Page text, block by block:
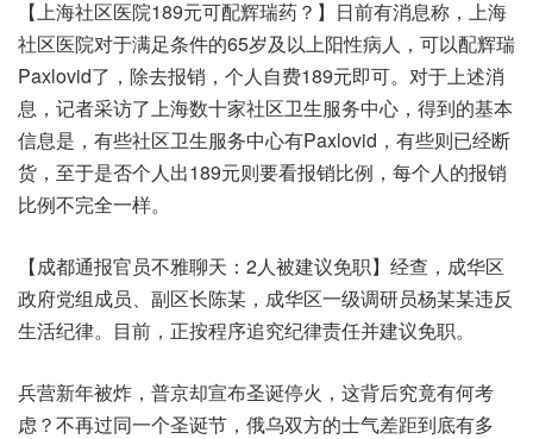
【上海社区医院189元可配辉瑞药？】日前有消息称，上海
社区医院对于满足条件的65岁及以上阳性病人，可以配辉瑞
Paxlovid了，除去报销，个人自费189元即可。对于上述消
息，记者采访了上海数十家社区卫生服务中心，得到的基本
信息是，有些社区卫生服务中心有Paxlovid，有些则已经断
货，至于是否个人出189元则要看报销比例，每个人的报销
比例不完全一样。
【成都通报官员不雅聊天：2人被建议免职】经查，成华区
政府党组成员、副区长陈某，成华区一级调研员杨某某违反
生活纪律。目前，正按程序追究纪律责任并建议免职。
兵营新年被炸，普京却宣布圣诞停火，这背后究竟有何考
虑？不再过同一个圣诞节，俄乌双方的士气差距到底有多